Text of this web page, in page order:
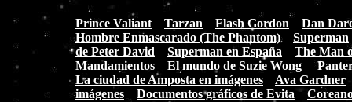
Prince Valiant Tarzan Flash Gordon
Dan
Hombre Enmascarado (The Phantom)
Superman
de Peter David
Superman en España
The Man
Mandamientos
El mundo de Suzie Wong
La ciudad de Amposta en imágenes
Ava Gardner
imágenes
Documentos gráficos de Evita